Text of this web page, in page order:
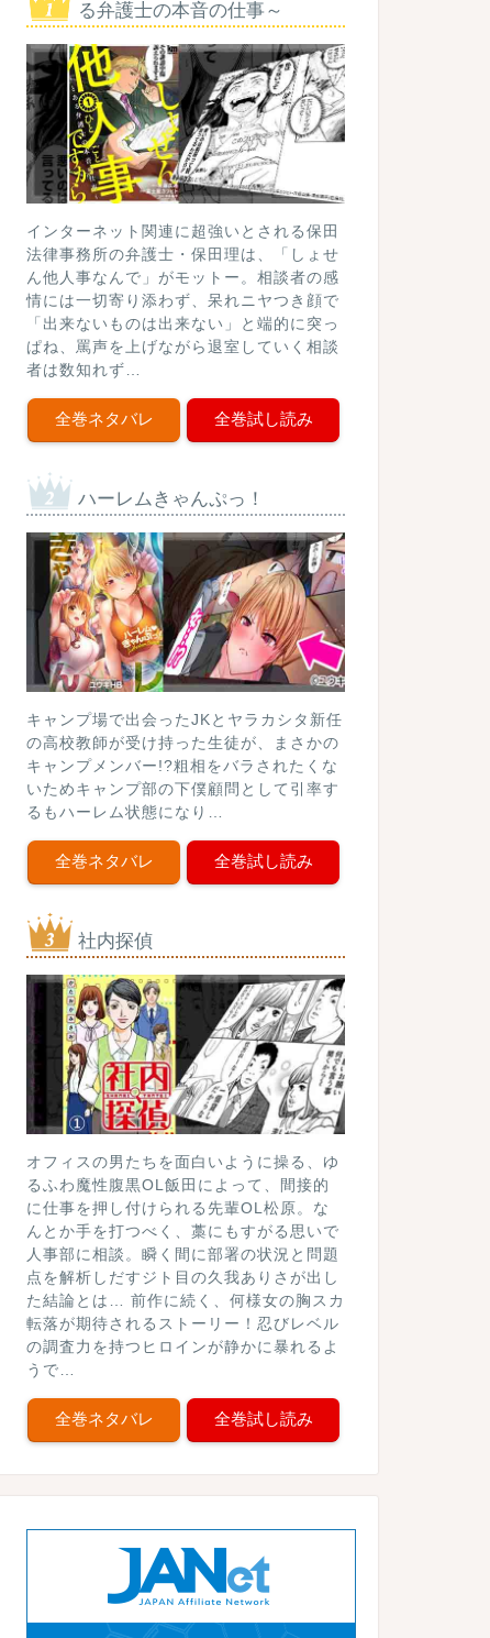
る弁護士の本音の仕事～
インターネット関連に超強いとされる保田
法律事務所の弁護士・保田理は、「しょせ
ん他人事なんで」がモットー。相談者の感
情には一切寄り添わず、呆れニヤつき顔で
「出来ないものは出来ない」と端的に突っ
ぱね、罵声を上げながら退室していく相談
者は数知れず…
全巻ネタバレ 全巻試し読み
ハーレムきゃんぷっ！
キャンプ場で出会ったJKとヤラカシタ新任
の高校教師が受け持った生徒が、まさかの
キャンプメンバー!?粗相をバラされたくな
いためキャンプ部の下僕顧問として引率す
るもハーレム状態になり…
全巻ネタバレ 全巻試し読み
社内探偵
オフィスの男たちを面白いように操る、ゆ
るふわ魔性腹黒OL飯田によって、間接的
に仕事を押し付けられる先輩OL松原。な
んとか手を打つべく、藁にもすがる思いで
人事部に相談。瞬く間に部署の状況と問題
点を解析しだすジト目の久我ありさが出し
た結論とは… 前作に続く、何様女の胸スカ
転落が期待されるストーリー！忍びレベル
の調査力を持つヒロインが静かに暴れるよ
うで…
全巻ネタバレ 全巻試し読み